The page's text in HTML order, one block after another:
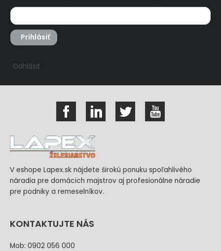
Prihlásiť
Odhlásiť
V eshope Lapex.sk nájdete širokú ponuku spoľahlivého
náradia pre domácich majstrov aj profesionálne náradie
pre podniky a remeselníkov.
KONTAKTUJTE NÁS
Mob: 0902 056 000